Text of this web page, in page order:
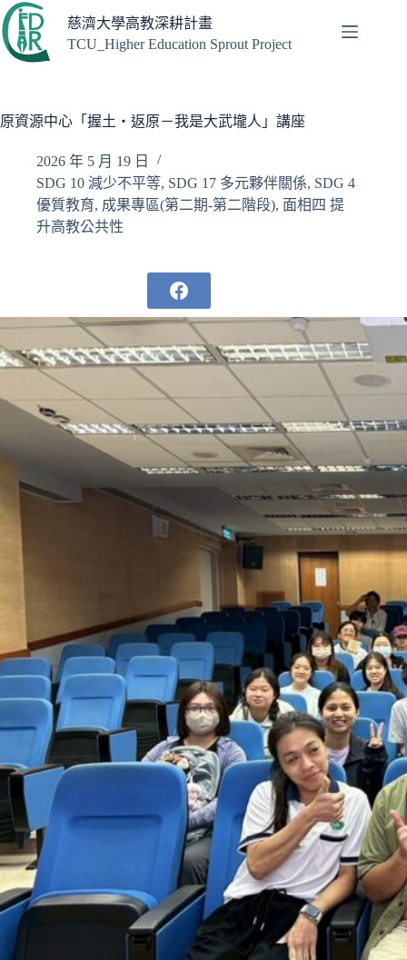
跳
至
主
容
慈濟大學高教深耕計畫
TCU_Higher Education Sprout Project
原資源中心「握土‧返原－我是大武壠人」講座
2026 年 5 月 19 日
SDG 10 減少不平等, SDG 17 多元夥伴關係, SDG 4
優質教育, 成果專區(第二期-第二階段), 面相四 提
升高教公共性